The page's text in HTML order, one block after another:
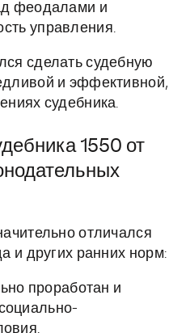
феодалами и
управления.
сделать судебную
и эффективной,
судебника.
1550 от
отличался
и других ранних норм:
проработан и